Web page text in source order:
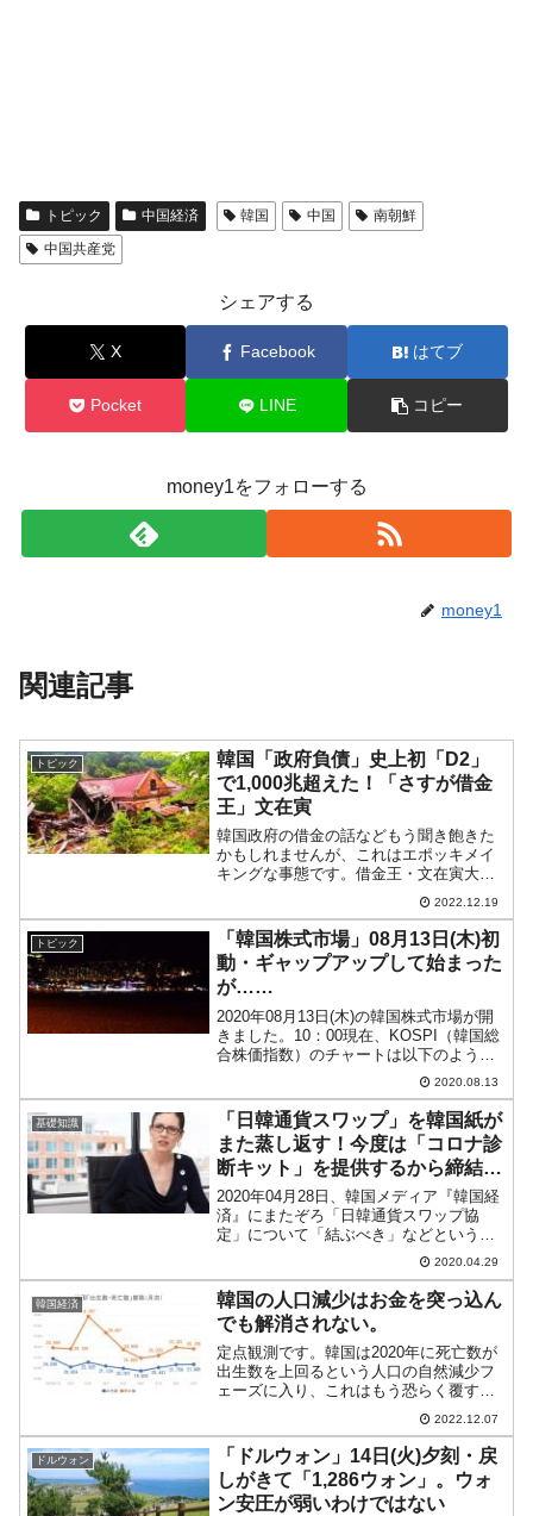
トピック 中国経済 韓国 中国
南朝鮮
中国共産党
シェアする
X Facebook はてブ
Pocket LINE コピー
money1をフォローする
money1
関連記事
トピック
韓国「政府負債」史上初「D2」
で1,000兆超えた！「さすが借金
王」文在寅
韓国政府の借金の話などもう聞き飽きた
かもしれませんが、これはエポッキメイ
キングな事態です。借金王・文在寅大統
領の成果として歴史に残るでしょう。
2022年12月15日、韓国の企画財政部が
「2021年一般政府負債（D2）および公共
部門の負債（D...
2022.12.19
トピック
「韓国株式市場」08月13日(木)初
動・ギャップアップして始まった
が……
2020年08月13日(木)の韓国株式市場が開
きました。10：00現在、KOSPI（韓国総
合株価指数）のチャートは以下のように
『Investing.com』より引用）。大きくギ
ャップアップして始まったのですが、現
時点...
2020.08.13
基礎知識
「日韓通貨スワップ」を韓国紙が
また蒸し返す！今度は「コロナ診
断キット」を提供するから締結し
ろ
2020年04月28日、韓国メディア『韓国経
済』にまたぞろ「日韓通貨スワップ協
定」について「結ぶべき」などという記
事が出ました。「社説記事」です。以下
に引用します。コロナウイルスの拡散を
防ぎ、世界的な経済危機に対処するため
に、今、韓国と日本...
2020.04.29
韓国経済
韓国の人口減少はお金を突っ込ん
でも解消されない。
定点観測です。韓国は2020年に死亡数が
出生数を上回るという人口の自然減少フ
ェーズに入り、これはもう恐らく覆すこ
とができません。合計特殊出生率※は
2022年に「0.7人」台に入ることは確実で
す。※合計特殊出生率は「女性一人が15
歳から49歳...
2022.12.07
ドルウォン
「ドルウォン」14日(火)夕刻・戻
しがきて「1,286ウォン」。ウォ
ン安圧が弱いわけではない